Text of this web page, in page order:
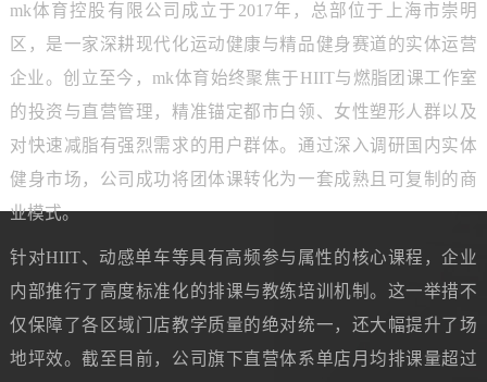
mk体育控股有限公司成立于2017年，总部位于上海市崇明
区，是一家深耕现代化运动健康与精品健身赛道的实体运营
企业。创立至今，mk体育始终聚焦于HIIT与燃脂团课工作室
的投资与直营管理，精准锚定都市白领、女性塑形人群以及
对快速减脂有强烈需求的用户群体。通过深入调研国内实体
健身市场，公司成功将团体课转化为一套成熟且可复制的商
业模式。
针对HIIT、动感单车等具有高频参与属性的核心课程，企业
内部推行了高度标准化的排课与教练培训机制。这一举措不
仅保障了各区域门店教学质量的绝对统一，还大幅提升了场
地坪效。截至目前，公司旗下直营体系单店月均排课量超过